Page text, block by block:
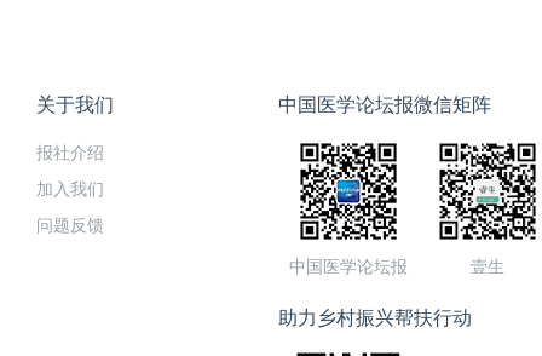
关于我们
报社介绍
加入我们
问题反馈
中国医学论坛报微信矩阵
中国医学论坛报 壹生
助力乡村振兴帮扶行动